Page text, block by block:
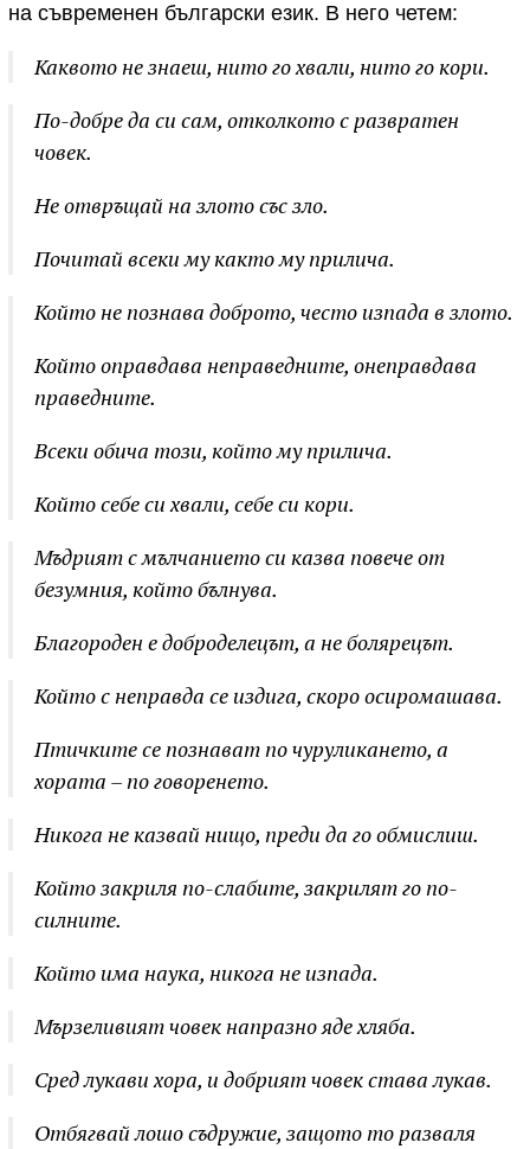
на съвременен български език. В него четем:
Каквото не знаеш, нито го хвали, нито го кори.
По-добре да си сам, отколкото с развратен
човек.
Не отвръщай на злото със зло.
Почитай всеки му както му прилича.
Който не познава доброто, често изпада в злото.
Който оправдава неправедните, онеправдава
праведните.
Всеки обича този, който му прилича.
Който себе си хвали, себе си кори.
Мъдрият с мълчанието си казва повече от
безумния, който бълнува.
Благороден е доброделецът, а не болярецът.
Който с неправда се издига, скоро осиромашава.
Птичките се познават по чуруликането, а
хората – по говоренето.
Никога не казвай нищо, преди да го обмислиш.
Който закриля по-слабите, закрилят го по-
силните.
Който има наука, никога не изпада.
Мързеливият човек напразно яде хляба.
Сред лукави хора, и добрият човек става лукав.
Отбягвай лошо съдружие, защото то разваля